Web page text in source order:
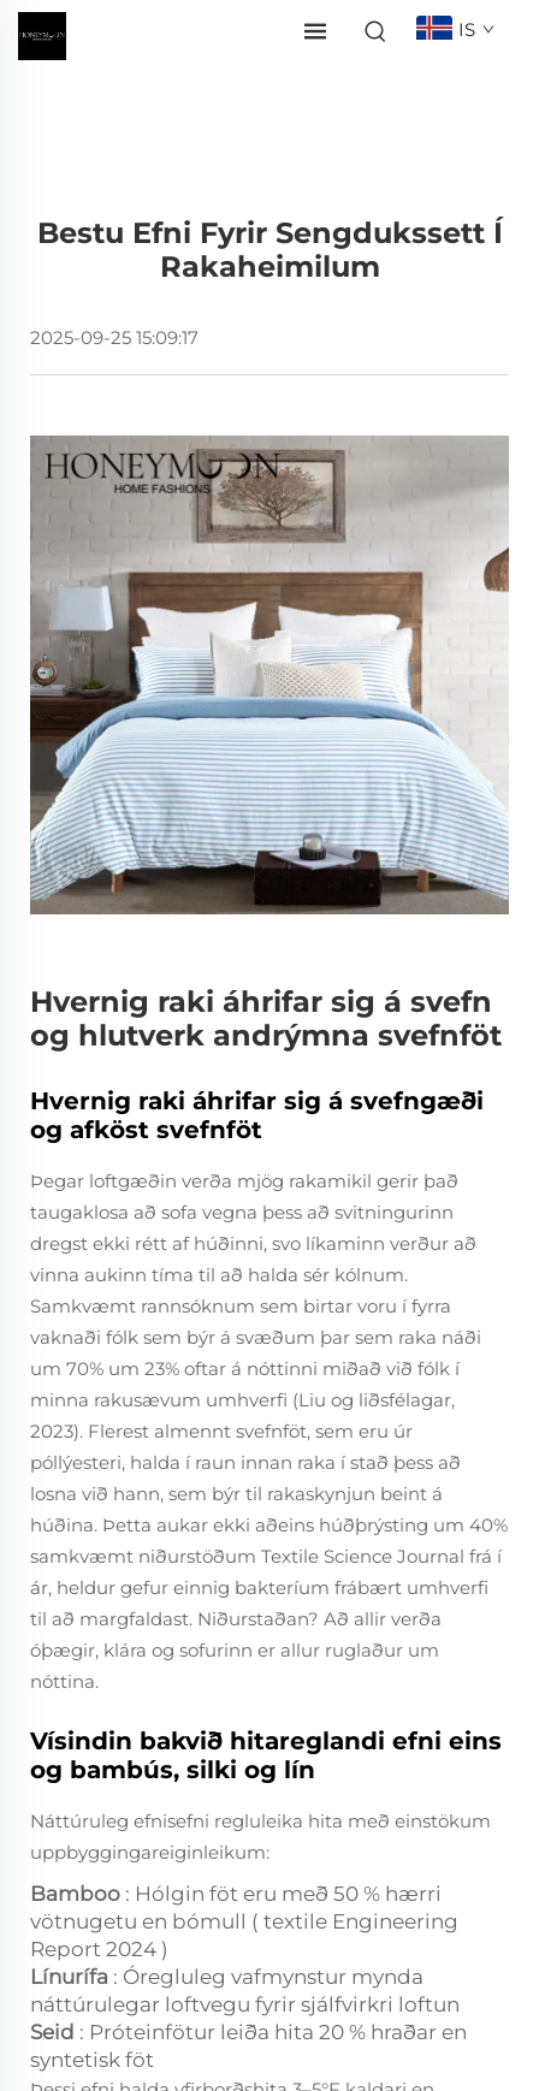
IS
Bestu Efni Fyrir Sengdukssett Í
Rakaheimilum
2025-09-25 15:09:17
Hvernig raki áhrifar sig á svefn
og hlutverk andrýmna svefnföt
Hvernig raki áhrifar sig á svefngæði
og afköst svefnföt
Þegar loftgæðin verða mjög rakamikil gerir það
taugaklosa að sofa vegna þess að svitningurinn
dregst ekki rétt af húðinni, svo líkaminn verður að
vinna aukinn tíma til að halda sér kólnum.
Samkvæmt rannsóknum sem birtar voru í fyrra
vaknaði fólk sem býr á svæðum þar sem raka náði
um 70% um 23% oftar á nóttinni miðað við fólk í
minna rakusævum umhverfi (Liu og liðsfélagar,
2023). Flerest almennt svefnföt, sem eru úr
póllýesteri, halda í raun innan raka í stað þess að
losna við hann, sem býr til rakaskynjun beint á
húðina. Þetta aukar ekki aðeins húðþrýsting um 40%
samkvæmt niðurstöðum Textile Science Journal frá í
ár, heldur gefur einnig bakteríum frábært umhverfi
til að margfaldast. Niðurstaðan? Að allir verða
óþægir, klára og sofurinn er allur ruglaður um
nóttina.
Vísindin bakvið hitareglandi efni eins
og bambús, silki og lín
Náttúruleg efnisefni regluleika hita með einstökum
uppbyggingareiginleikum:
Bamboo : Hólgin föt eru með 50 % hærri
vötnugetu en bómull ( textile Engineering
Report 2024 )
Línurífa : Óregluleg vafmynstur mynda
náttúrulegar loftvegu fyrir sjálfvirkri loftun
Seid : Próteinfötur leiða hita 20 % hraðar en
syntetisk föt